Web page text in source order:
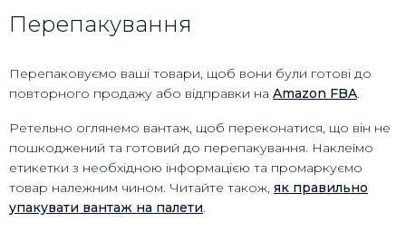
Перепакування
Перепаковуємо ваші товари, щоб вони були готові до
повторного продажу або відправки на Amazon FBA
Ретельно оглянемо вантаж, щоб переконатися, що він не
пошкоджений та готовий до перепакування. Наклеїмо
етикетки з необхідною інформацією та промаркуємо
товар належним чином. Читайте також, як правильно
упакувати вантаж на палети